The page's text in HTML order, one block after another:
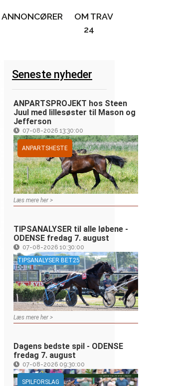
Seneste nyheder
ANPARTSPROJEKT hos Steen
Juul med lillesøster til Mason og
Jefferson
07-08-2026 13:30:00
ANPARTSHESTE
Læs mere her >
TIPSANALYSER til alle løbene -
ODENSE fredag 7. august
07-08-2026 10:30:00
TIPSANALYSER BET25
Læs mere her >
Dagens bedste spil - ODENSE
fredag 7. august
07-08-2026 09:30:00
SPILFORSLAG
ANNONCØRER
OM TRAV
24